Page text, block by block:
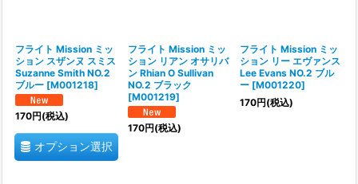
フライト Mission ミッ
ション スザンヌ スミス
Suzanne Smith NO.2
ブルー [M001218]
170円(税込)
オプション選択
フライト Mission ミッ
ション リアン オサリバ
ン Rhian O Sullivan
NO.2 ブラック
[M001219]
170円(税込)
フライト Mission ミッ
ション リー エヴァンス
Lee Evans NO.2 ブル
ー [M001220]
170円(税込)